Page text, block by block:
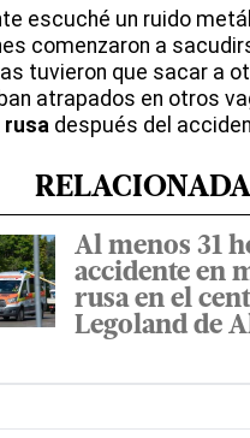
escuché un ruido
comenzaron a
tuvieron que sacar a
atrapados en otros
rusa después del
Al menos 31
accidente en
rusa en el
Legoland de